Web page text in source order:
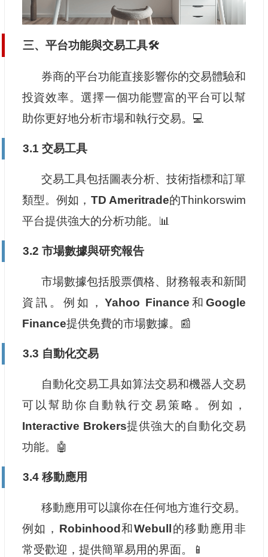
三、平台功能與交易工具🛠️
券商的平台功能直接影響你的交易體驗和
投資效率。選擇一個功能豐富的平台可以幫
助你更好地分析市場和執行交易。💻
3.1 交易工具
交易工具包括圖表分析、技術指標和訂單
類型。例如， TD Ameritrade的Thinkorswim
平台提供強大的分析功能。📊
3.2 市場數據與研究報告
市場數據包括股票價格、財務報表和新聞
資訊。例如， Yahoo Finance 和 Google
Finance提供免費的市場數據。📰
3.3 自動化交易
自動化交易工具如算法交易和機器人交易
可以幫助你自動執行交易策略。例如，
Interactive Brokers提供強大的自動化交易
功能。🤖
3.4 移動應用
移動應用可以讓你在任何地方進行交易。
例如， Robinhood 和Webull
的移動應用非
常受歡迎，提供簡單易用的界面。📱